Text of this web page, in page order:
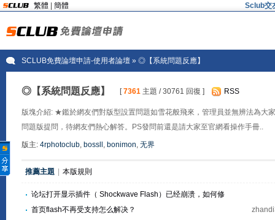
繁體 簡體 Sclub交
SCLUB免費論壇申請-使用者論壇» ◎【系統問題反應】
◎【系統問題反應】 [7361主題 / 30761 回復 ] RSS
版塊介紹: ★鑑於網友們對版型設置問題如雪花般飛來，管理員並無辨法為大
問題版提問，待網友們熱心解答。PS發問前還是請大家至官網看操作手冊..
版主: 4rphotoclub, bossll , bonimon, 无界
推薦主題 本版規則
论坛打开显示插件（ Shockwave Flash）已经崩溃，如何修
复？首页flash不再受支持怎么解决？